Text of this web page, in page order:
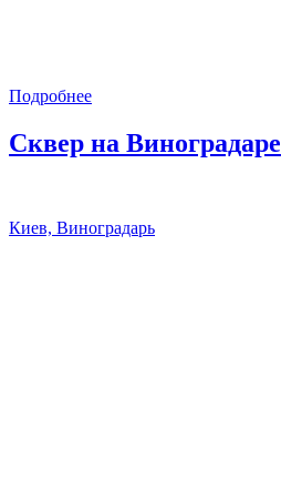
Подробнее
Сквер на Виноградаре
Киев, Виноградарь